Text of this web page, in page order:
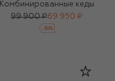
Комбинированные кеды
99 900 ₽69 950 ₽
-30%